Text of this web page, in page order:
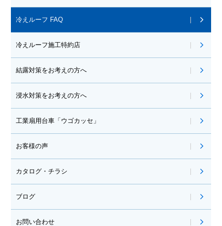
冷えルーフ FAQ
冷えルーフ施工特約店
結露対策をお考えの方へ
浸水対策をお考えの方へ
工業扇用台車「ウゴカッセ」
お客様の声
カタログ・チラシ
ブログ
お問い合わせ